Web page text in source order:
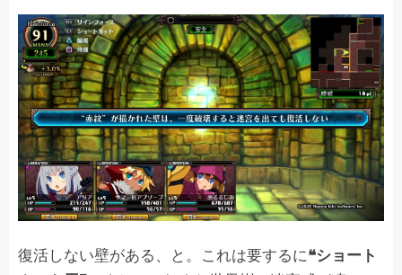
復活しない壁がある、と。これは要するに❝ショート